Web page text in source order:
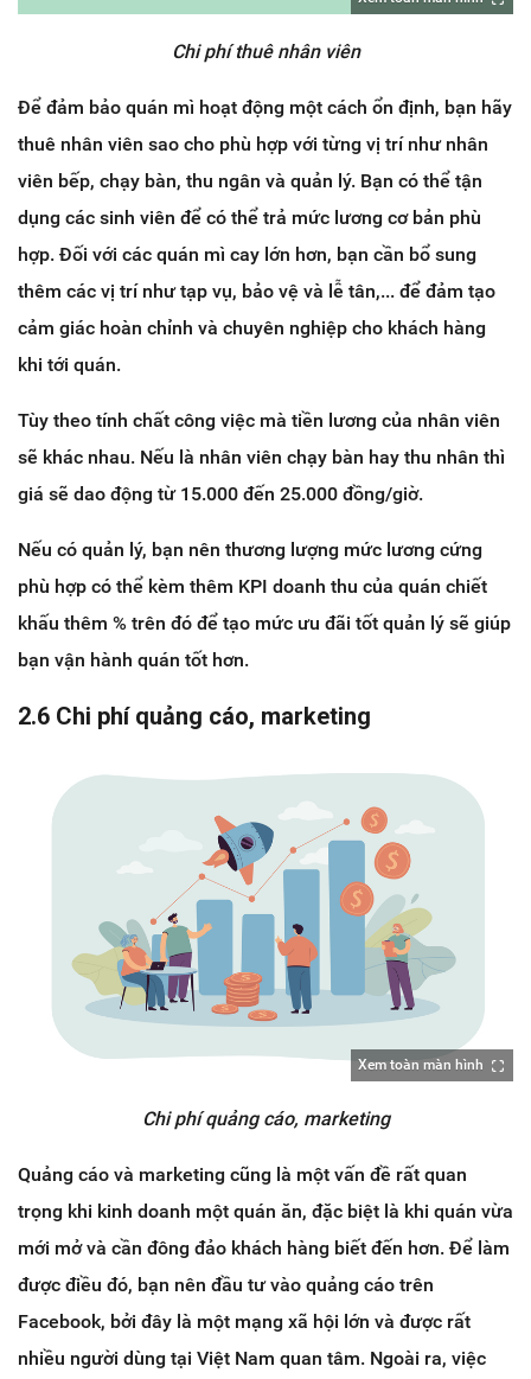
Chi phí thuê nhân viên
Để đảm bảo quán mì hoạt động một cách ổn định, bạn hãy
thuê nhân viên sao cho phù hợp với từng vị trí như nhân
viên bếp, chạy bàn, thu ngân và quản lý. Bạn có thể tận
dụng các sinh viên để có thể trả mức lương cơ bản phù
hợp. Đối với các quán mì cay lớn hơn, bạn cần bổ sung
thêm các vị trí như tạp vụ, bảo vệ và lễ tân,... để đảm tạo
cảm giác hoàn chỉnh và chuyên nghiệp cho khách hàng
khi tới quán.
Tùy theo tính chất công việc mà tiền lương của nhân viên
sẽ khác nhau. Nếu là nhân viên chạy bàn hay thu nhân thì
giá sẽ dao động từ 15.000 đến 25.000 đồng/giờ.
Nếu có quản lý, bạn nên thương lượng mức lương cứng
phù hợp có thể kèm thêm KPI doanh thu của quán chiết
khấu thêm % trên đó để tạo mức ưu đãi tốt quản lý sẽ giúp
bạn vận hành quán tốt hơn.
2.6 Chi phí quảng cáo, marketing
Xem toàn màn hình
Chi phí quảng cáo, marketing
Quảng cáo và marketing cũng là một vấn đề rất quan
trọng khi kinh doanh một quán ăn, đặc biệt là khi quán vừa
mới mở và cần đông đảo khách hàng biết đến hơn. Để làm
được điều đó, bạn nên đầu tư vào quảng cáo trên
Facebook, bởi đây là một mạng xã hội lớn và được rất
nhiều người dùng tại Việt Nam quan tâm. Ngoài ra, việc